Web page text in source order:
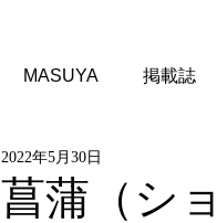
MASUYA 掲載誌
菖蒲（シ
2022年5月30日